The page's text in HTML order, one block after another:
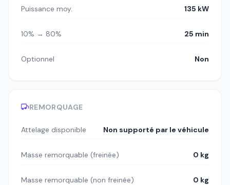
Puissance moy. 135 kW
10% → 80% 25 min
Optionnel Non
REMORQUAGE
Attelage disponible Non supporté par le véhicule
Masse remorquable (freinée) 0 kg
Masse remorquable (non freinée) 0 kg